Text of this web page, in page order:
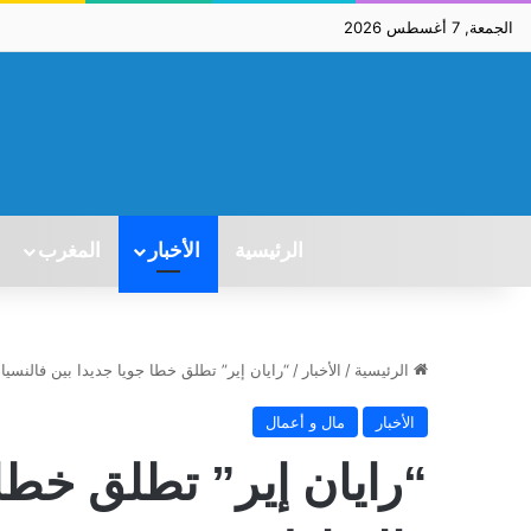
الجمعة, 7 أغسطس 2026
الرئيسية الأخبار المغرب
الرئيسية / الأخبار / “رايان إير” تطلق خطا جويا جديدا بين
الأخبار مال و أعمال
“رايان إير” تطلق